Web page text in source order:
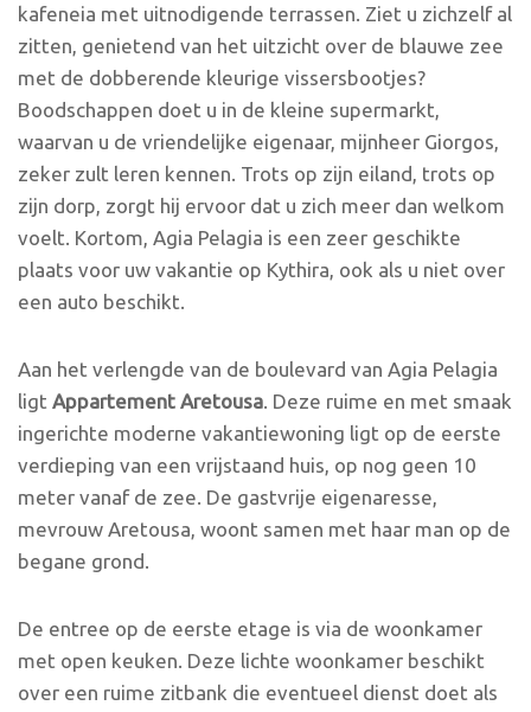
kafeneia met uitnodigende terrassen. Ziet u zichzelf al
zitten, genietend van het uitzicht over de blauwe zee
met de dobberende kleurige vissersbootjes?
Boodschappen doet u in de kleine supermarkt,
waarvan u de vriendelijke eigenaar, mijnheer Giorgos,
zeker zult leren kennen. Trots op zijn eiland, trots op
zijn dorp, zorgt hij ervoor dat u zich meer dan welkom
voelt. Kortom, Agia Pelagia is een zeer geschikte
plaats voor uw vakantie op Kythira, ook als u niet over
een auto beschikt.
Aan het verlengde van de boulevard van Agia Pelagia
ligt Appartement Aretousa. Deze ruime en met smaak
ingerichte moderne vakantiewoning ligt op de eerste
verdieping van een vrijstaand huis, op nog geen 10
meter vanaf de zee. De gastvrije eigenaresse,
mevrouw Aretousa, woont samen met haar man op de
begane grond.
De entree op de eerste etage is via de woonkamer
met open keuken. Deze lichte woonkamer beschikt
over een ruime zitbank die eventueel dienst doet als